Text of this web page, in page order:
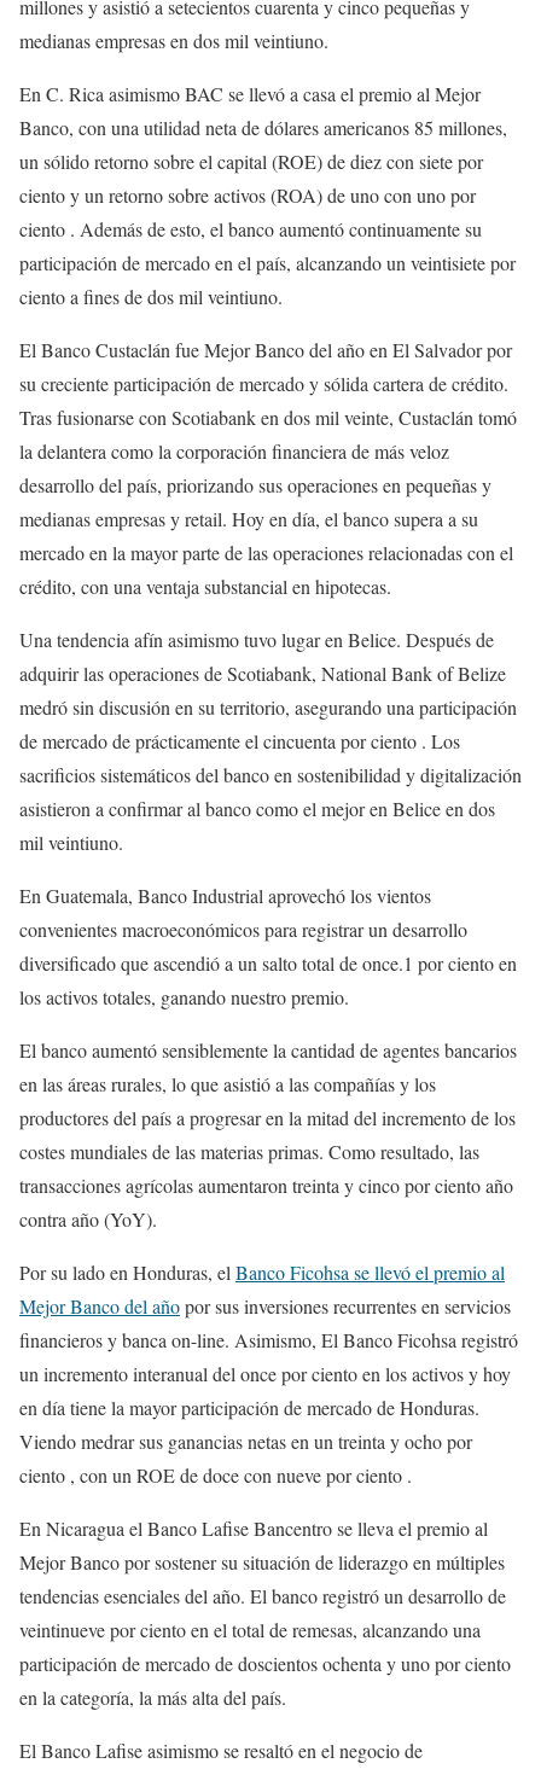
millones y asistió a setecientos cuarenta y cinco pequeñas y
medianas empresas en dos mil veintiuno.
En C. Rica asimismo BAC se llevó a casa el premio al Mejor
Banco, con una utilidad neta de dólares americanos 85 millones,
un sólido retorno sobre el capital (ROE) de diez con siete por
ciento y un retorno sobre activos (ROA) de uno con uno por
ciento . Además de esto, el banco aumentó continuamente su
participación de mercado en el país, alcanzando un veintisiete por
ciento a fines de dos mil veintiuno.
El Banco Custaclán fue Mejor Banco del año en El Salvador por
su creciente participación de mercado y sólida cartera de crédito.
Tras fusionarse con Scotiabank en dos mil veinte, Custaclán tomó
la delantera como la corporación financiera de más veloz
desarrollo del país, priorizando sus operaciones en pequeñas y
medianas empresas y retail. Hoy en día, el banco supera a su
mercado en la mayor parte de las operaciones relacionadas con el
crédito, con una ventaja substancial en hipotecas.
Una tendencia afín asimismo tuvo lugar en Belice. Después de
adquirir las operaciones de Scotiabank, National Bank of Belize
medró sin discusión en su territorio, asegurando una participación
de mercado de prácticamente el cincuenta por ciento . Los
sacrificios sistemáticos del banco en sostenibilidad y digitalización
asistieron a confirmar al banco como el mejor en Belice en dos
mil veintiuno.
En Guatemala, Banco Industrial aprovechó los vientos
convenientes macroeconómicos para registrar un desarrollo
diversificado que ascendió a un salto total de once.1 por ciento en
los activos totales, ganando nuestro premio.
El banco aumentó sensiblemente la cantidad de agentes bancarios
en las áreas rurales, lo que asistió a las compañías y los
productores del país a progresar en la mitad del incremento de los
costes mundiales de las materias primas. Como resultado, las
transacciones agrícolas aumentaron treinta y cinco por ciento año
contra año (YoY).
Por su lado en Honduras, el Banco Ficohsa se llevó el premio al
Mejor Banco del añopor sus inversiones recurrentes en servicios
financieros y banca on-line. Asimismo, El Banco Ficohsa registró
un incremento interanual del once por ciento en los activos y hoy
en día tiene la mayor participación de mercado de Honduras.
Viendo medrar sus ganancias netas en un treinta y ocho por
ciento , con un ROE de doce con nueve por ciento .
En Nicaragua el Banco Lafise Bancentro se lleva el premio al
Mejor Banco por sostener su situación de liderazgo en múltiples
tendencias esenciales del año. El banco registró un desarrollo de
veintinueve por ciento en el total de remesas, alcanzando una
participación de mercado de doscientos ochenta y uno por ciento
en la categoría, la más alta del país.
El Banco Lafise asimismo se resaltó en el negocio de